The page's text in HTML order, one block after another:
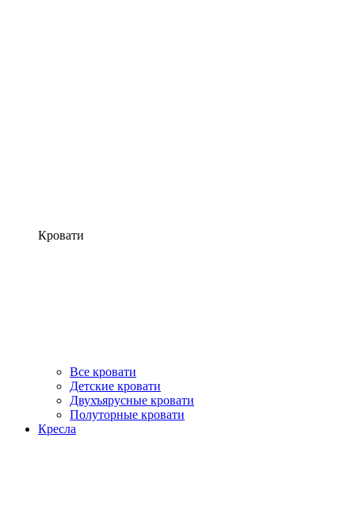
Кровати
Все кровати
Детские кровати
Двухъярусные кровати
Полуторные кровати
Кресла